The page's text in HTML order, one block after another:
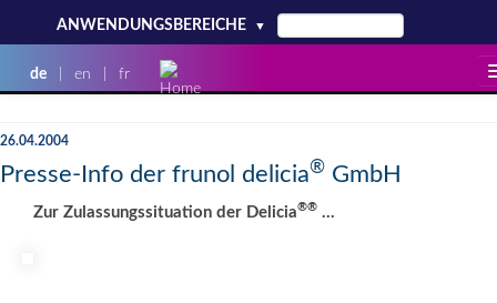
ANWENDUNGSBEREICHE ▼
de en fr
NEWS
PRODUKTE
26.04.2004
Presse-Info der frunol delicia® GmbH
Zur Zulassungssituation der Delicia®® ...